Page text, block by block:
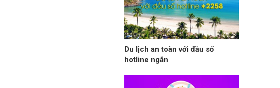
Du lịch an toàn với đầu số
hotline ngắn